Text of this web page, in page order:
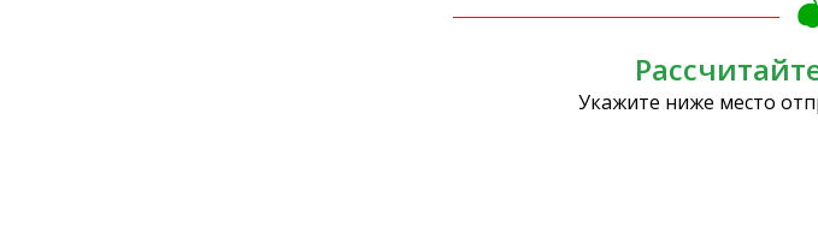
Укажите ниже место